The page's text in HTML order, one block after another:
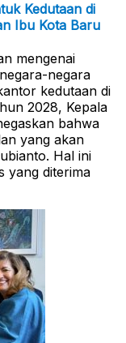
Kedutaan di
Ibu Kota Baru
mengenai
negara
kedutaan di
2028, Kepala
bahwa
yang akan
Hal ini
yang diterima